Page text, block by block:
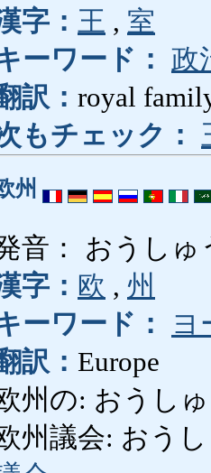
字： 王 , 室
ーワード： 政
訳： royal
もチェック：
州
音： おうしゅ
字： 欧 , 州
ーワード：
ヨ
訳： Europe
州の: おうし
州議会: おう